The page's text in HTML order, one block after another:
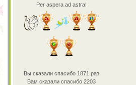
Per aspera ad astra!
Вы сказали спасибо 1871 раз
Вам сказали спасибо 2203